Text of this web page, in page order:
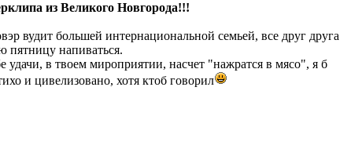
из Великого Новгорода!!!
вудит большей интернациональной семьей, все друг друга
пятницу напиваться.
удачи, в твоем мироприятии, насчет "нажратся в мясо", я б
и цивелизовано, хотя ктоб говорил